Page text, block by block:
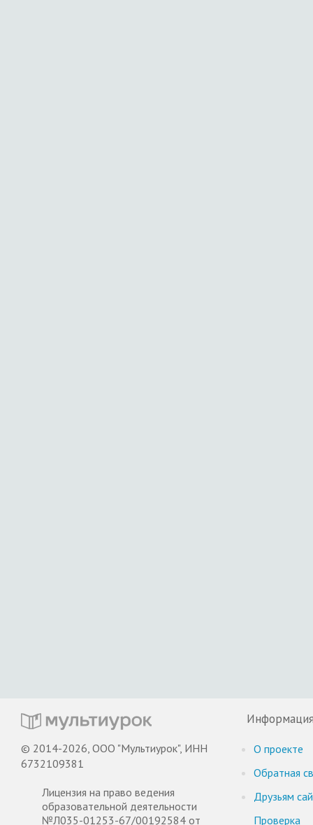
© 2014-2026, ООО "Мультиурок", ИНН
6732109381
Лицензия на право ведения
образовательной деятельности
№Л035-01253-67/00192584 от
О проекте
Обратная
Друзьям
Проверка